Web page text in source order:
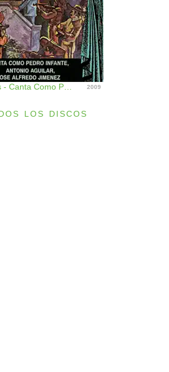
2009
los discos